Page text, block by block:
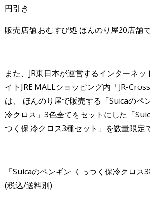
円引き
販売店舗:おむすび処 ほんのり屋20店舗
また、JR東日本が運営するインターネ
イトJRE MALLショッピング内「JR-
は、 ほんのり屋で販売する「Suicaのペ
冷クロス」3色全てをセットにした「
つく保 冷クロス3種セット」を数量限定
「Suicaのペンギン くっつく保冷クロス
(税込/送料別)